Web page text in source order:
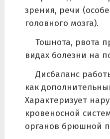
зрения, речи
головного мозга).
Тошнота, рвота
видах болезни на
Дисбаланс
как
Характеризует
кровеносной
органов брюшной